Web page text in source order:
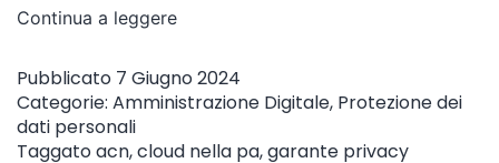
Continua a leggere
Pubblicato 7 Giugno 2024
Categorie: Amministrazione Digitale, Protezione dei
dati personali
Taggatoacn,cloud nella pa,garante privacy